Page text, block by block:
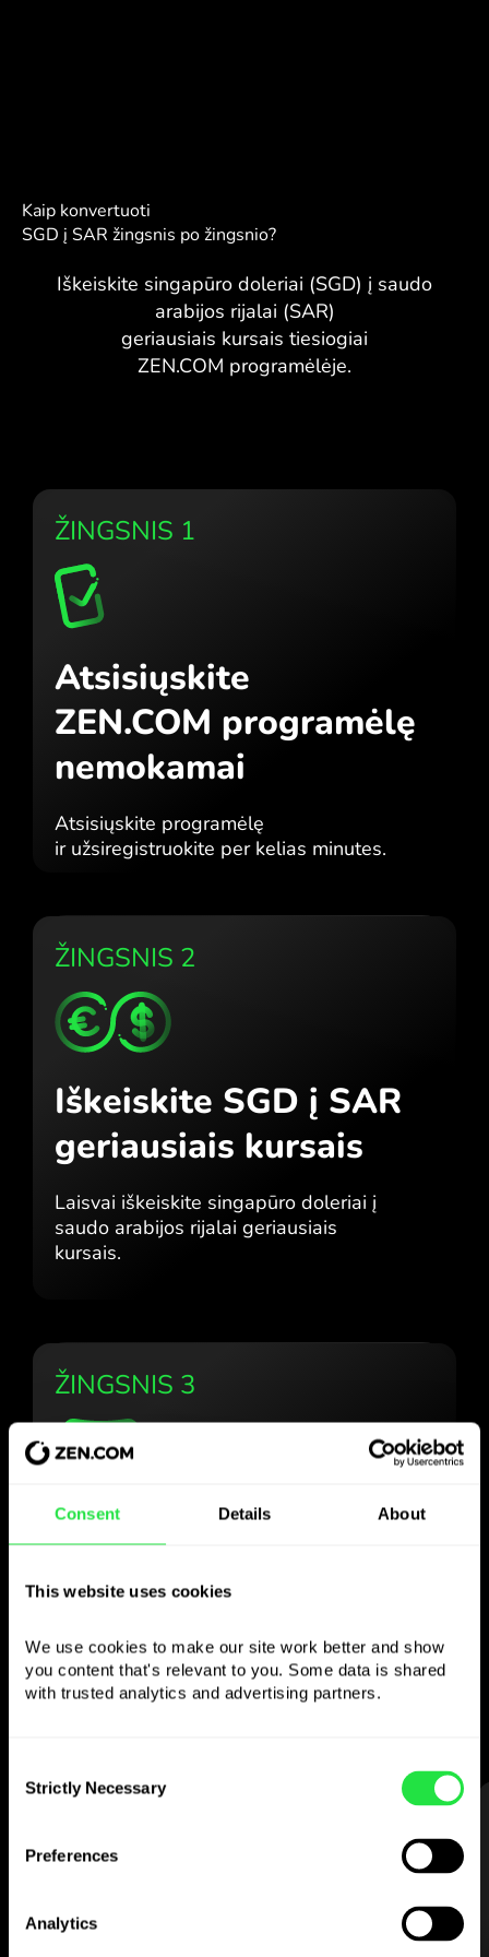
Consent Details About
This website uses cookies
We use cookies to make our site work better and show
you content that's relevant to you. Some data is shared
with trusted analytics and advertising partners.
Selection
Strictly Necessary
Preferences
Analytics
Kaip konvertuoti
SGD į SAR žingsnis po žingsnio?
Iškeiskite singapūro doleriai (SGD) į saudo
arabijos rijalai (SAR)
geriausiais kursais tiesiogiai
ZEN.COM programėlėje.
ŽINGSNIS 1
Atsisiųskite
ZEN.COM programėlę
nemokamai
Atsisiųskite programėlę
ir užsiregistruokite per kelias minutes.
ŽINGSNIS 2
Iškeiskite SGD į SAR
geriausiais kursais
Laisvai iškeiskite singapūro doleriai į
saudo arabijos rijalai geriausiais
kursais.
ŽINGSNIS 3
Naudokite pasirinktą
kaip norite
Siųskite pinigus į užsienį,
nuimkite iš bankomatų be